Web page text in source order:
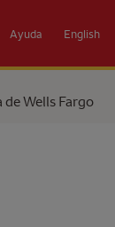
Ayuda English
deWells Fargo